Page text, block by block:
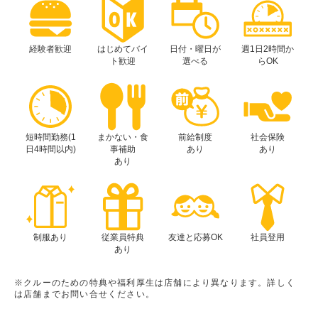
経験者歓迎
はじめてバイ
ト歓迎
日付・曜日が
選べる
週1日2時間か
らOK
短時間勤務(1
日4時間以内)
まかない・食
事補助
あり
前給制度
あり
社会保険
あり
制服あり
従業員特典
あり
友達と応募OK 社員登用
※クルーのための特典や福利厚生は店舗により異なります。詳しく
は店舗までお問い合せください。